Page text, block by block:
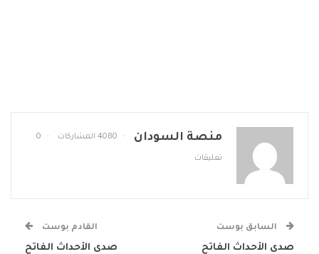
منصة السودان 4080 المشاركات 0
تعليقات
السابق بوست
صدى الأحداث الفاتح
القادم بوست
صدى الأحداث الفاتح